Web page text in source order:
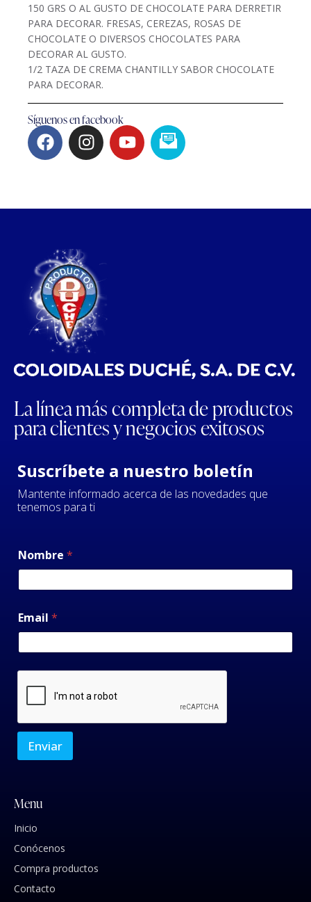
150 GRS O AL GUSTO DE CHOCOLATE PARA DERRETIR
PARA DECORAR. FRESAS, CEREZAS, ROSAS DE
CHOCOLATE O DIVERSOS CHOCOLATES PARA
DECORAR AL GUSTO.
1/2 TAZA DE CREMA CHANTILLY SABOR CHOCOLATE
PARA DECORAR.
Síguenos en facebook
La línea más completa de productos
para clientes y negocios exitosos
Suscríbete a nuestro boletín
Mantente informado acerca de las novedades que
tenemos para ti
Nombre *
Email *
Enviar
Menu
Inicio
Conócenos
Compra productos
Contacto